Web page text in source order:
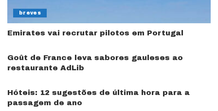
breves
Emirates vai recrutar pilotos em Portugal
Goût de France leva sabores gauleses ao
restaurante AdLib
Hóteis: 12 sugestões de última hora para a
passagem de ano